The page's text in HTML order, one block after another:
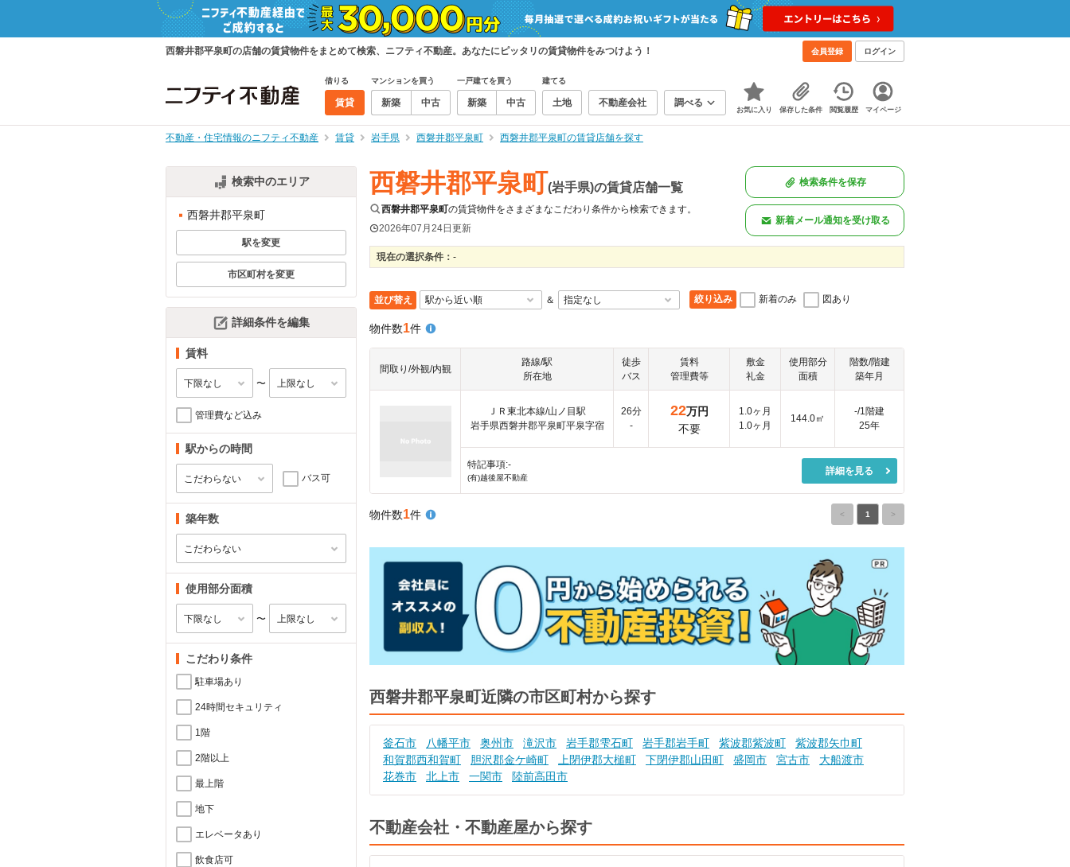
西磐井郡平泉町の店舗の賃貸物件をまとめて検索、ニフティ不動産。あなたにピッタリの賃貸物件をみつけよう！ 会員登録 ログイン
借りる
賃貸
マンションを買う
新築 中古
一戸建てを買う
新築 中古
建てる
土地 不動産会社 調べる
お気に入り 保存した条件 閲覧履歴 マイページ
不動産・住宅情報のニフティ不動産 賃貸 岩手県 西磐井郡平泉町 西磐井郡平泉町の賃貸店舗を探す
検索中のエリア
西磐井郡平泉町
駅を変更
市区町村を変更
詳細条件を編集
賃料
〜
管理費など込み
駅からの時間
バス可
築年数
使用部分面積
〜
こだわり条件
駐車場あり
24時間セキュリティ
1階
2階以上
最上階
地下
エレベータあり
飲食店可
西磐井郡平泉町(岩手県)の賃貸店舗一覧
西磐井郡平泉町の賃貸物件をさまざまなこだわり条件から検索できます。
2026年07月24日更新
検索条件を保存
新着メール通知を受け取る
現在の選択条件： -
並び替え ＆ 絞り込み 新着のみ 図あり
物件数1件
間取り/外観/内観
路線/駅
所在地
徒歩
バス
賃料
管理費等
敷金
礼金
使用部分
面積
階数/階建
築年月
ＪＲ東北本線/山ノ目駅
岩手県西磐井郡平泉町平泉字宿
26分
-
22万円
不要
1.0ヶ月
1.0ヶ月
144.0㎡
-/1階建
25年
特記事項:-
(有)越後屋不動産
詳細を見る
物件数1件 < 1 >
西磐井郡平泉町近隣の市区町村から探す
釜石市 八幡平市 奥州市 滝沢市 岩手郡雫石町 岩手郡岩手町 紫波郡紫波町
紫波郡矢巾町
和賀郡西和賀町
胆沢郡金ケ崎町 上閉伊郡大槌町 下閉伊郡山田町 盛岡市 宮古市
大船渡市
花巻市
北上市 一関市 陸前高田市
不動産会社・不動産屋から探す